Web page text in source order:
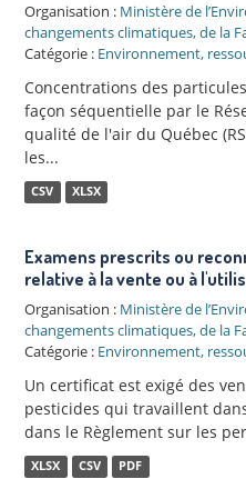
Organisation : Ministère de
changements climatiques, de la
Catégorie : Environnement,
Concentrations des
façon séquentielle par le
qualité de l'air du Québec
les...
CSV XLSX
Examens prescrits ou
relative à la vente ou à
Organisation : Ministère de
changements climatiques, de la
Catégorie : Environnement,
Un certificat est exigé des
pesticides qui travaillent
dans le Règlement sur les
XLSX CSV PDF